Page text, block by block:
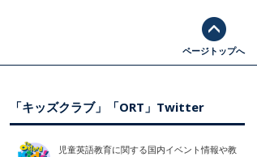
ページトップへ
「キッズクラブ」「ORT」Twitter
児童英語教育に関する国内イベント情報や教